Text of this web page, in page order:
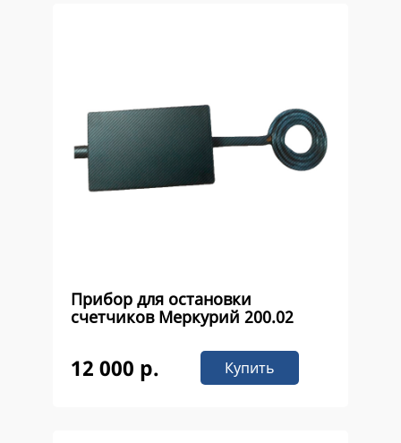
Прибор для остановки
счетчиков Меркурий 200.02
12 000 р. Купить